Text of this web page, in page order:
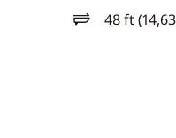
48 ft
longueur